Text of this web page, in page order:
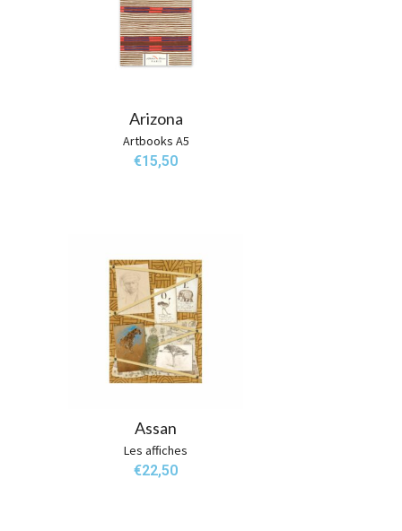
Arizona
Artbooks A5
€15,50
Assan
Les affiches
€22,50